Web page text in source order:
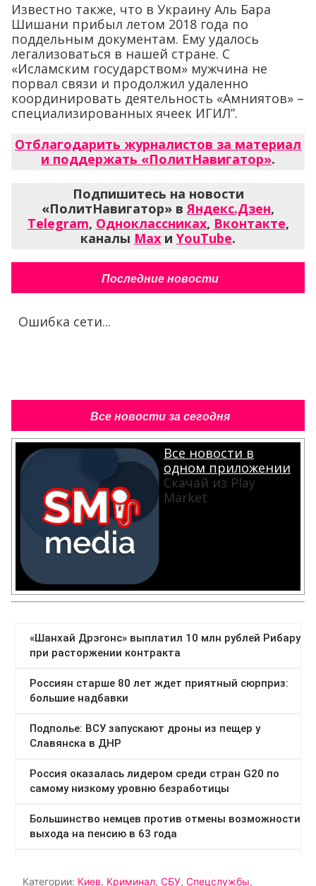
Известно также, что в Украину Аль Бара
Шишани прибыл летом 2018 года по
поддельным документам. Ему удалось
легализоваться в нашей стране. С
«Исламским государством» мужчина не
порвал связи и продолжил удаленно
координировать деятельность «Амниятов» –
специализированных ячеек ИГИЛ”.
Отблагодарить журналистов за материал
и поддержать «ПолитНавигатор».
Подпишитесь на новости
«ПолитНавигатор» вЯндекс.Дзен,
Telegram, Одноклассниках, Вконтакте,
каналы Max и YouTube.
Последние новости
Ошибка сети...
Все новости за сегодня
Все новости в
одном приложении
Скачай из Play
Market
Категории: Киев, Криминал, СБУ, Спецслужбы,